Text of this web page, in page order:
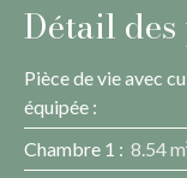
Détail des
Pièce de vie avec
équipée :
Chambre 1 : 8.54